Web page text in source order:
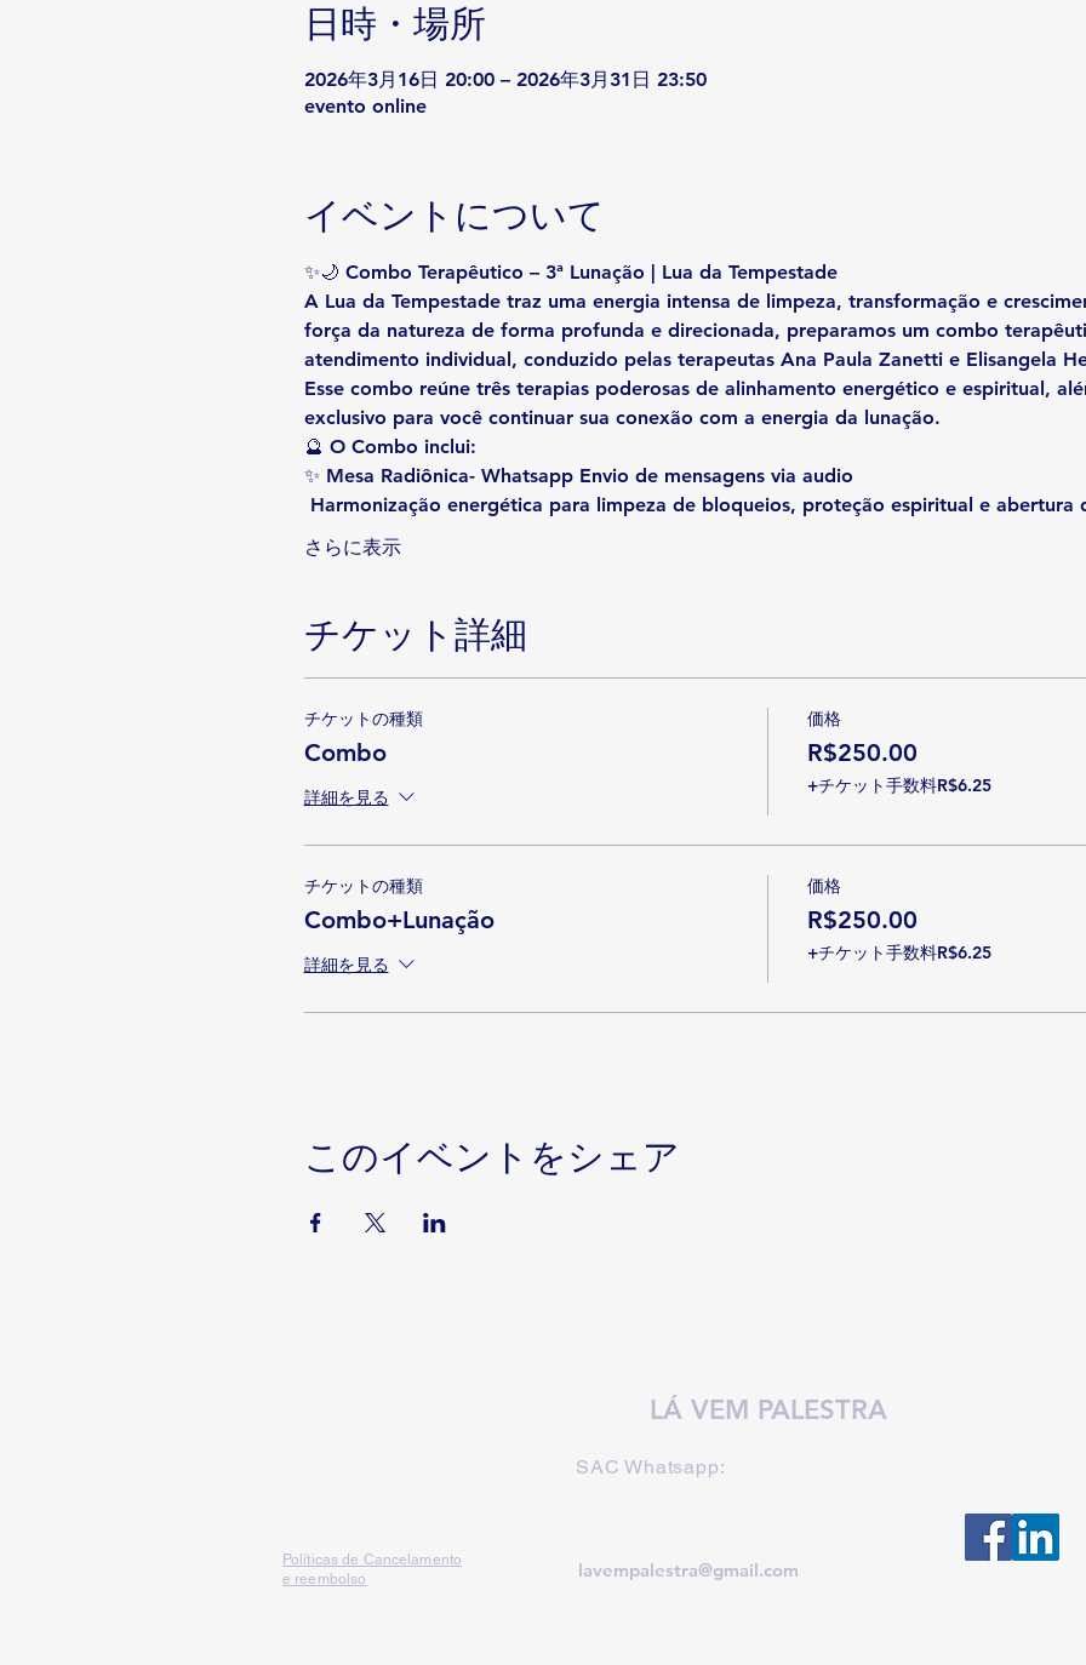
日時・場所
2026年3月16日 20:00 – 2026年3月31日 23:50
evento online
イベントについて
✨🌙 Combo Terapêutico – 3ª Lunação | Lua da Tempestade
A Lua da Tempestade traz uma energia intensa de limpeza, transformação e
força da natureza de forma profunda e direcionada, preparamos um combo
atendimento individual, conduzido pelas terapeutas Ana Paula Zanetti e Elisangela
Esse combo reúne três terapias poderosas de alinhamento energético e espiritual,
exclusivo para você continuar sua conexão com a energia da lunação.
🔮 O Combo inclui:
✨ Mesa Radiônica- Whatsapp Envio de mensagens via audio
Harmonização energética para limpeza de bloqueios, proteção espiritual e abertura
さらに表示
チケット詳細
チケットの種類
Combo
詳細を見る
価格
R$250.00
+チケット手数料R$6.25
チケットの種類
Combo+Lunação
詳細を見る
価格
R$250.00
+チケット手数料R$6.25
このイベントをシェア
LÁ VEM PALESTRA
Políticas de Cancelamento
e reembolso
SAC Whatsapp:
lavempalestra@gmail.com